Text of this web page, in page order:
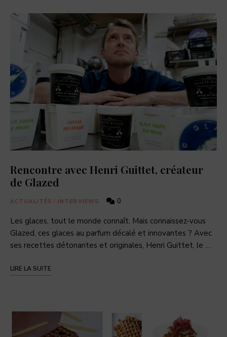
Rencontre avec Henri Guittet, créateur
de Glazed
ACTUALITÉS / INTERVIEWS 0
Les glaces, tout le monde connaît. Mais connaissez-vous
Glazed, ces glaces au parfum décalé et innovantes ? Avec
ses recettes détonantes et originales, Henri Guittet, le …
LIRE LA SUITE